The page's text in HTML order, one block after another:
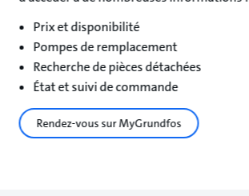
Prix et disponibilité
Pompes de remplacement
Recherche de pièces détachées
État et suivi de commande
Rendez-vous sur MyGrundfos